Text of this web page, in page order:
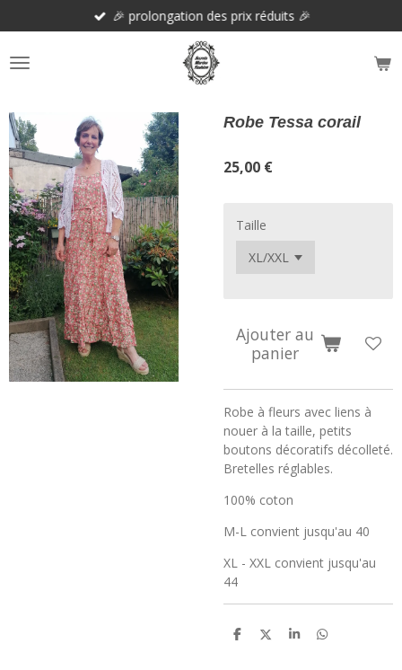
au
contenu
principal
🎉 prolongation des prix réduits 🎉
Robe Tessa corail
25,00 €
Taille
Ajouter au
panier
Robe à fleurs avec liens à
nouer à la taille, petits
boutons décoratifs décolleté.
Bretelles réglables.
100% coton
M-L convient jusqu'au 40
XL - XXL convient jusqu'au
44
P
P
P
P